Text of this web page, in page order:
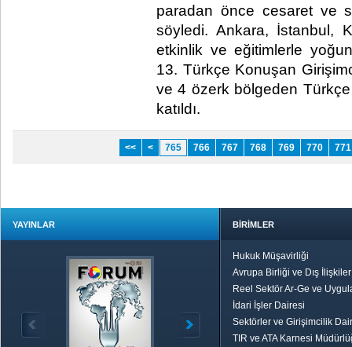
paradan önce cesaret ve
söyledi. Ankara, İstanbul,
etkinlik ve eğitimlerle
13. Türkçe Konuşan
ve 4 özerk bölgeden
katıldı. ​ ​
<< < 765 766 767 768 769 770 771
YAYINLAR BİRİMLER
Hukuk Müşavirliği
Avrupa Birliği ve Dış
Reel Sektör Ar-Ge ve
İdari İşler Dairesi
Sektörler ve Girişimcilik
TIR ve ATA Karnesi